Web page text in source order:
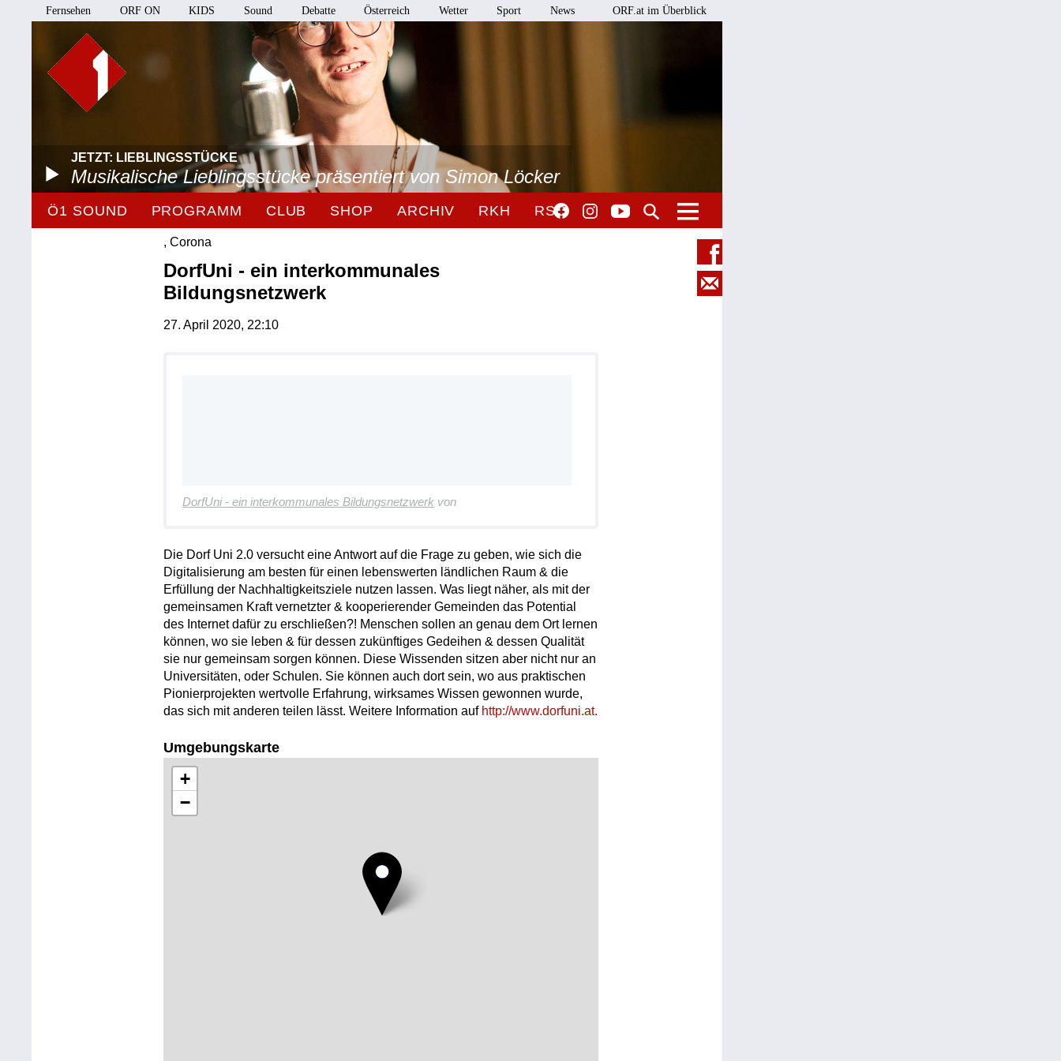
Fernsehen ORF ON KIDS Sound Debatte Österreich Wetter Sport News ORF.at im Überblick
JETZT: LIEBLINGSSTÜCKE
Musikalische Lieblingsstücke präsentiert von Simon Löcker
Ö1 SOUND PROGRAMM CLUB SHOP ARCHIV RKH RSO
, Corona
DorfUni - ein interkommunales
Bildungsnetzwerk
27. April 2020, 22:10
DorfUni - ein interkommunales Bildungsnetzwerk von
Die Dorf Uni 2.0 versucht eine Antwort auf die Frage zu geben, wie sich die
Digitalisierung am besten für einen lebenswerten ländlichen Raum & die
Erfüllung der Nachhaltigkeitsziele nutzen lassen. Was liegt näher, als mit der
gemeinsamen Kraft vernetzter & kooperierender Gemeinden das Potential
des Internet dafür zu erschließen?! Menschen sollen an genau dem Ort lernen
können, wo sie leben & für dessen zukünftiges Gedeihen & dessen Qualität
sie nur gemeinsam sorgen können. Diese Wissenden sitzen aber nicht nur an
Universitäten, oder Schulen. Sie können auch dort sein, wo aus praktischen
Pionierprojekten wertvolle Erfahrung, wirksames Wissen gewonnen wurde,
das sich mit anderen teilen lässt. Weitere Information auf http://www.dorfuni.at.
Umgebungskarte
+
−